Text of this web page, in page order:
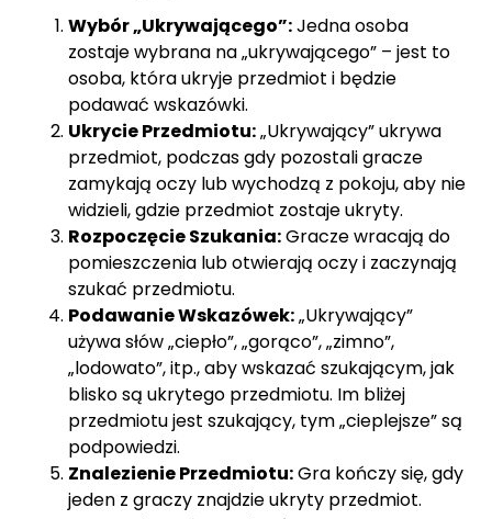
Wybór „Ukrywającego”:Jedna osoba
zostaje wybrana na „ukrywającego” – jest to
osoba, która ukryje przedmiot i będzie
podawać wskazówki.
Ukrycie Przedmiotu:„Ukrywający” ukrywa
przedmiot, podczas gdy pozostali gracze
zamykają oczy lub wychodzą z pokoju, aby nie
widzieli, gdzie przedmiot zostaje ukryty.
Rozpoczęcie Szukania:Gracze wracają do
pomieszczenia lub otwierają oczy i zaczynają
szukać przedmiotu.
Podawanie Wskazówek:„Ukrywający”
używa słów „ciepło”, „gorąco”, „zimno”,
„lodowato”, itp., aby wskazać szukającym, jak
blisko są ukrytego przedmiotu. Im bliżej
przedmiotu jest szukający, tym „cieplejsze” są
podpowiedzi.
Znalezienie Przedmiotu:Gra kończy się, gdy
jeden z graczy znajdzie ukryty przedmiot.